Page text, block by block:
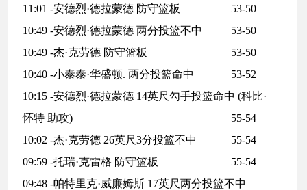
11:01 -安德烈·德拉蒙德 防守篮板
53-50
10:49 -安德烈·德拉蒙德 两分投篮不中
53-50
10:49 -杰·克劳德 防守篮板
53-50
10:40 -小泰泰·华盛顿. 两分投篮命中
53-52
10:15 -安德烈·德拉蒙德 14英尺勾手投篮命中 (科比·
怀特 助攻)
55-54
10:02 -杰·克劳德 26英尺3分投篮不中
55-54
09:59 -托瑞·克雷格 防守篮板
55-54
09:48 -帕特里克·威廉姆斯 17英尺两分投篮不中